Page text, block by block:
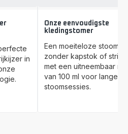
in
Onze eenvoudigste
kledingstomer
Een moeiteloze
zonder kapstok of
met een uitneembaar
van 100 ml voor lange
stoomsessies.